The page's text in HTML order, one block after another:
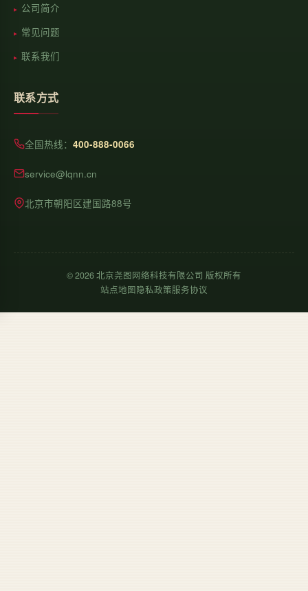
公司简介
常见问题
联系我们
联系方式
全国热线： 400-888-0066
service@lqnn.cn
北京市朝阳区建国路88号
©2026北京尧图网络科技有限公司 版权所有
站点地图隐私政策服务协议